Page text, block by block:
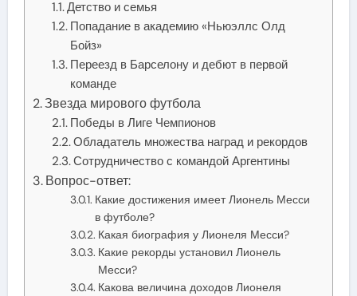
Детство и семья
Попадание в академию «Ньюэллс Олд
Бойз»
Переезд в Барселону и дебют в первой
команде
Звезда мирового футбола
Победы в Лиге Чемпионов
Обладатель множества наград и рекордов
Сотрудничество с командой Аргентины
Вопрос-ответ:
Какие достижения имеет Лионель Месси
в футболе?
Какая биография у Лионеля Месси?
Какие рекорды установил Лионель
Месси?
Какова величина доходов Лионеля